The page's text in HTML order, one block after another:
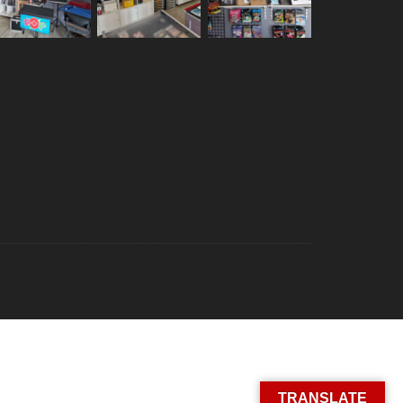
TRANSLATE